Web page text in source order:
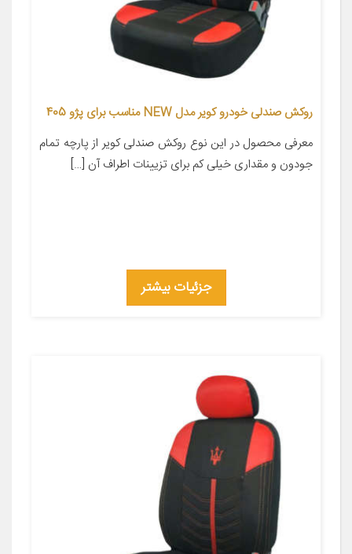
روکش صندلی خودرو کویر مدل NEW مناسب برای پژو 405
معرفی محصول در این نوع روکش صندلی کویر از پارچه تمام
جودون و مقداری خیلی کم برای تزیینات اطراف آن […]
جزئیات بیشتر